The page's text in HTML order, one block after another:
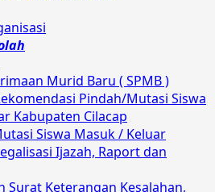
Murid Baru ( SPMB )
Pindah/Mutasi Siswa
Kabupaten Cilacap
Siswa Masuk / Keluar
Ijazah, Raport dan
Surat Keterangan Kesalahan,